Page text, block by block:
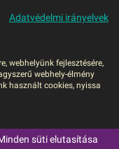
MENÜ
Adatvédelmi irányelvek
webhelyünk fejlesztésére,
webhely-élmény
használt cookies, nyissa
süti elutasítása